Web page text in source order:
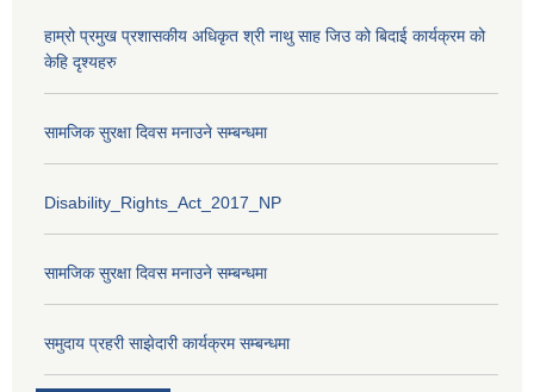
हाम्रो प्रमुख प्रशासकीय अधिकृत श्री नाथु साह जिउ को बिदाई कार्यक्रम को
केहि दृश्यहरु
सामजिक सुरक्षा दिवस मनाउने सम्बन्धमा
Disability_Rights_Act_2017_NP
सामजिक सुरक्षा दिवस मनाउने सम्बन्धमा
समुदाय प्रहरी साझेदारी कार्यक्रम सम्बन्धमा